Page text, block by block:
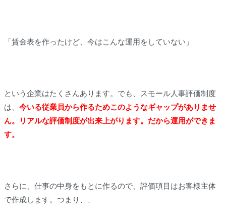
「賃金表を作ったけど、今はこんな運用をしていない」
という企業はたくさんあります。でも、スモール人事評価制度
は、 今いる従業員から作るためこのようなギャップがありませ
ん。リアルな評価制度が出来上がります。だから運用ができま
す。
さらに、仕事の中身をもとに作るので、評価項目はお客様主体
で作成します。つまり、、